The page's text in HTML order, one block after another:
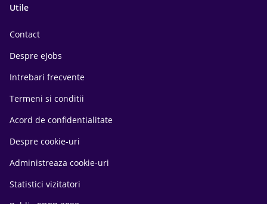
Utile
Contact
Despre eJobs
Intrebari frecvente
Termeni si conditii
Acord de confidentialitate
Despre cookie-uri
Administreaza cookie-uri
Statistici vizitatori